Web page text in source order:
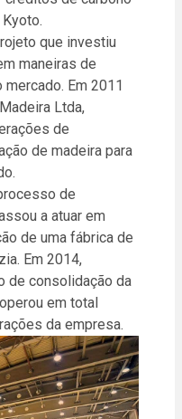
que investiu
maneiras de
Em 2011
Ltda,
de
de madeira para
de
a atuar em
de uma fábrica de
Em 2014,
de consolidação da
em total
da empresa.